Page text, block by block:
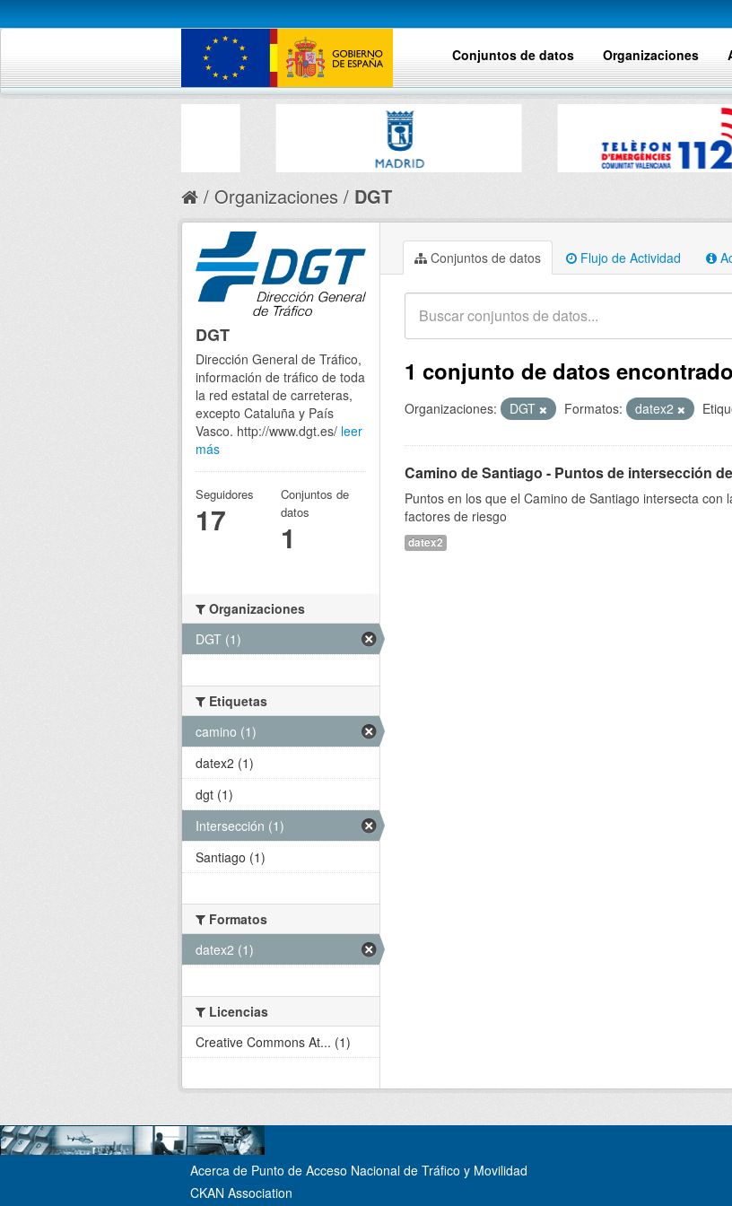
Conjuntos de datos Organizaciones
Organizaciones DGT
Conjuntos de datos Flujo de Actividad
1 conjunto de datos encontrado
Organizaciones: DGT Formatos: datex2
Camino de Santiago - Puntos de intersección
Puntos en los que el Camino de Santiago intersecta
factores de riesgo
datex2
DGT
Dirección General de Tráfico,
información de tráfico de toda
la red estatal de carreteras,
excepto Cataluña y País
Vasco. http://www.dgt.es/ leer
más
Seguidores
17
Conjuntos de
datos
1
Organizaciones
DGT (1)
Etiquetas
camino (1)
datex2 (1)
dgt (1)
Intersección (1)
Santiago (1)
Formatos
datex2 (1)
Licencias
Creative Commons At... (1)
Acerca de Punto de Acceso Nacional de Tráfico y Movilidad
CKAN Association